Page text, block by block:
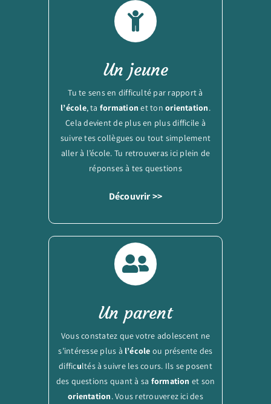
Un jeune
Tu te sens en difficulté par rapport à
l’école, ta formation et tonorientation.
Cela devient de plus en plus difficile à
suivre tes collègues ou tout simplement
aller à l’école. Tu retrouveras ici plein de
réponses à tes questions
Découvrir >>
Un parent
Vous constatez que votre adolescent ne
s’intéresse plus à l’école ou présente des
difficultés à suivre les cours. Ils se posent
des questions quant à sa formation et son
orientation. Vous retrouverez ici des